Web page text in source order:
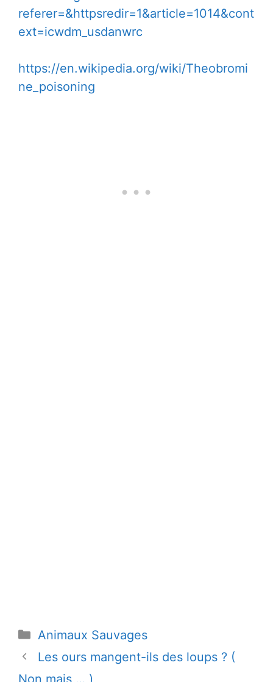
referer=&httpsredir=1&article=1014&cont
ext=icwdm_usdanwrc
https://en.wikipedia.org/wiki/Theobromi
ne_poisoning
Catégories
Animaux Sauvages
Les ours mangent-ils des loups ? (
Non mais … )